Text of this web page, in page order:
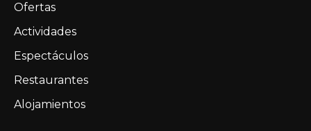
Ofertas
Actividades
Espectáculos
Restaurantes
Alojamientos